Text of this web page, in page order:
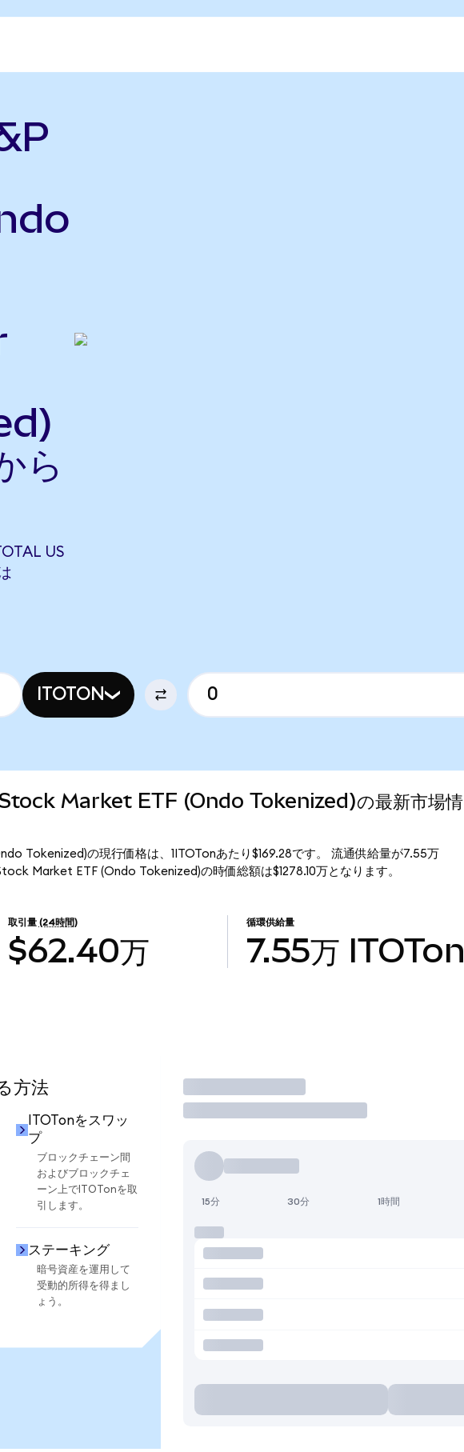
ら
US
ITOTON
Market ETF (Ondo Tokenized)の最新市場情
Tokenized)の現行価格は、1ITOTonあたり$169.28です。 流通供給量が7.55万
Market ETF (Ondo Tokenized)の時価総額は$1278.10万となります。
取引量 (24時間)
$62.40万
循環供給量
7.55万 ITOTon
方法
ITOTonをスワッ
プ
ブロックチェーン間
およびブロックチェ
ーン上でITOTonを取
引します。
ステーキング
暗号資産を運用して
受動的所得を得まし
ょう。
取引
15分 30分 1時間